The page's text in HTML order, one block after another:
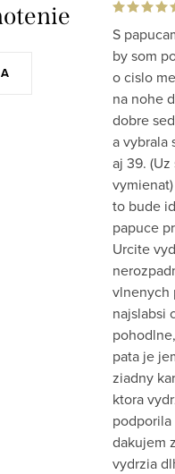
S
by som
o cislo
na nohe
dobre
a vybrala
aj 39.
to bude
papuce
Urcite
vlnenych
najslabsi
pata je
ziadny
ktora
dakujem
vydrzia